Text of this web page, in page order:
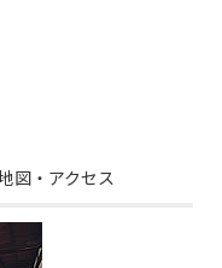
図・アクセス